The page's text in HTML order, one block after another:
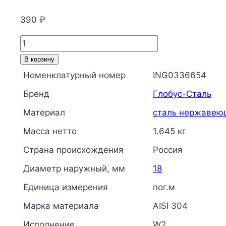
390 ₽
Количество
товара
нерж
AISI
Дн
18х1
L=4м
Глобус-
Сталь
В корзину
Номенклатурный номер
ING0336654
Бренд
Глобус-Сталь
Материал
сталь
Масса нетто
1.645 кг
Страна происхождения
Россия
Диаметр наружный, мм
18
Единица измерения
пог.м
Марка материала
AISI 304